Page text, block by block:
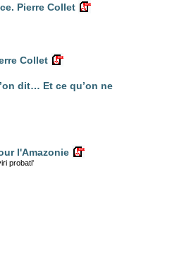
Pierre Collet
Collet
dit… Et ce qu’on ne
l'Amazonie
probati'